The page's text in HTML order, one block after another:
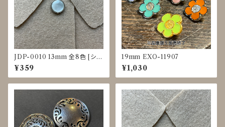
JDP-0010 13mm 全8色 [シェ
ル調][裏足ボタン][ブラウス]
¥359
19mm EXO-11907
¥1,030